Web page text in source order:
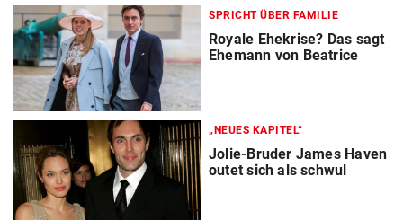
SPRICHT ÜBER FAMILIE
Royale Ehekrise? Das sagt
Ehemann von Beatrice
„NEUES KAPITEL“
Jolie-Bruder James Haven
outet sich als schwul